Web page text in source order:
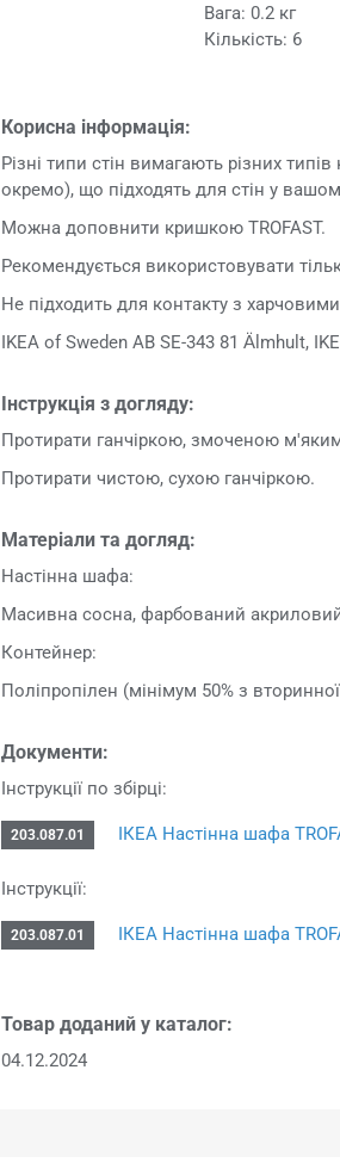
Вага: 0.2 кг
Кількість: 6
Корисна інформація:
Різні типи стін вимагають різних
окремо), що підходять для стін у
Можна доповнити кришкою TROFAST.
Рекомендується використовувати
Не підходить для контакту з
IKEA of Sweden AB SE-343 81 Älmhult,
Інструкція з догляду:
Протирати ганчіркою, змоченою
Протирати чистою, сухою ганчіркою.
Матеріали та догляд:
Настінна шафа:
Масивна сосна, фарбований
Контейнер:
Поліпропілен (мінімум 50% з
Документи:
Інструкції по збірці:
203.087.01 ІКЕА Настінна шафа
Інструкції:
203.087.01 ІКЕА Настінна шафа
Товар доданий у каталог:
04.12.2024